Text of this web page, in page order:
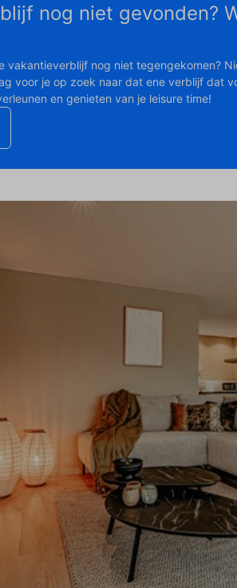
nog niet gevonden?
vakantieverblijf nog niet tegengekomen?
voor je op zoek naar dat ene verblijf dat
en genieten van je leisure time!